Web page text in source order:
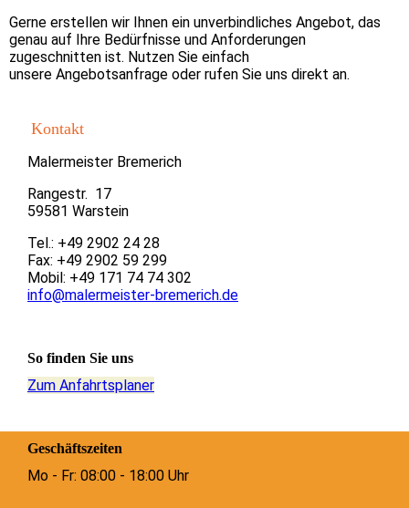
Gerne erstellen wir Ihnen ein unverbindliches Angebot, das
genau auf Ihre Bedürfnisse und Anforderungen
zugeschnitten ist. Nutzen Sie einfach
unsere Angebotsanfrage oder rufen Sie uns direkt an.
Kontakt
Malermeister Bremerich
Rangestr. 17
59581 Warstein
Tel.: +49 2902 24 28
Fax: +49 2902 59 299
Mobil: +49 171 74 74 302
info@malermeister-bremerich.de
So finden Sie uns
Zum Anfahrtsplaner
Geschäftszeiten
Mo - Fr: 08:00 - 18:00 Uhr